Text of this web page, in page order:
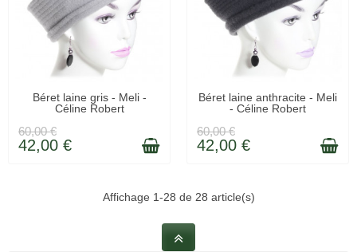
LIVRÉ SOUS 48H
Béret laine gris - Meli -
Céline Robert
60,00 €
42,00 €
LIVRÉ SOUS 48H
Béret laine anthracite - Meli
- Céline Robert
60,00 €
42,00 €
Affichage 1-28 de 28 article(s)